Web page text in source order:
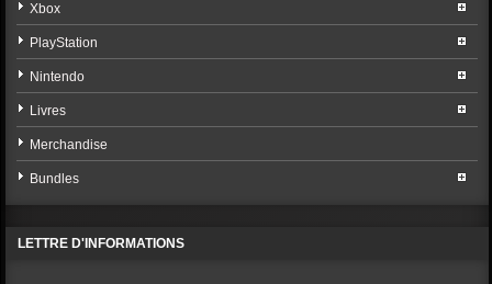
Xbox
PlayStation
Nintendo
Livres
Merchandise
Bundles
LETTRE D'INFORMATIONS